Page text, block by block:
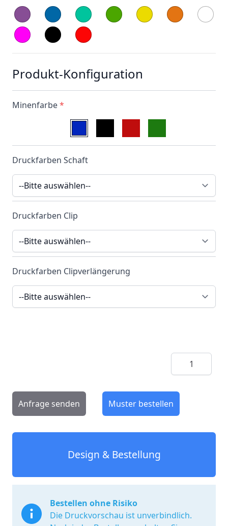
Produkt-Konfiguration
Minenfarbe*
Druckfarben Schaft
Druckfarben Clip
Druckfarben Clipverlängerung
Menge
Anfrage senden Muster bestellen
Design & Bestellung
Bestellen ohne Risiko
Die Druckvorschau ist unverbindlich.